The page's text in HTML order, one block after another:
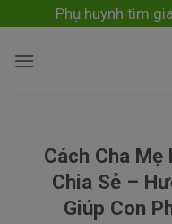
to
content
Phụ huynh tìm
Cách Cha Mẹ
Chia Sẻ –
Giúp Con
modal-check